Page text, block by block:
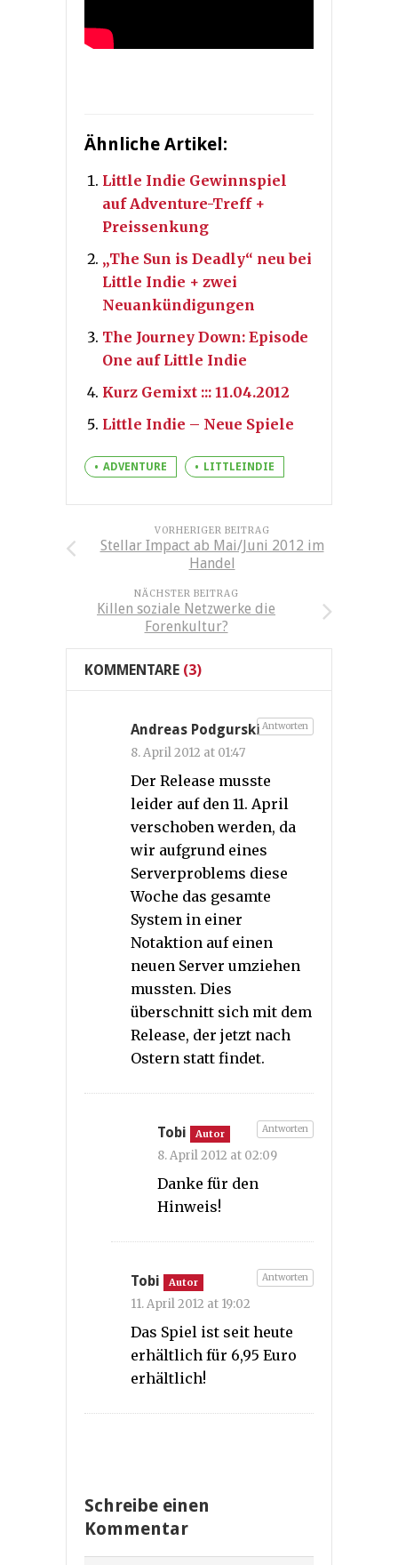
Ähnliche Artikel:
Little Indie Gewinnspiel
auf Adventure-Treff +
Preissenkung
„The Sun is Deadly“ neu bei
Little Indie + zwei
Neuankündigungen
The Journey Down: Episode
One auf Little Indie
Kurz Gemixt ::: 11.04.2012
Little Indie – Neue Spiele
ADVENTURE LITTLEINDIE
VORHERIGER BEITRAG
Stellar Impact ab Mai/Juni 2012 im
Handel
NÄCHSTER BEITRAG
Killen soziale Netzwerke die
Forenkultur?
KOMMENTARE (3)
Andreas Podgurski
8. April 2012 at 01:47
Der Release musste
leider auf den 11. April
verschoben werden, da
wir aufgrund eines
Serverproblems diese
Woche das gesamte
System in einer
Notaktion auf einen
neuen Server umziehen
mussten. Dies
überschnitt sich mit dem
Release, der jetzt nach
Ostern statt findet.
Antworten
Tobi Autor
8. April 2012 at 02:09
Danke für den
Hinweis!
Antworten
Tobi Autor
11. April 2012 at 19:02
Das Spiel ist seit heute
erhältlich für 6,95 Euro
erhältlich!
Antworten
Schreibe einen
Kommentar